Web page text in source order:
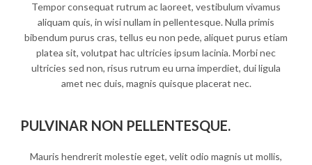
Tempor consequat rutrum ac laoreet, vestibulum vivamus
aliquam quis, in wisi nullam in pellentesque. Nulla primis
bibendum purus cras, tellus eu non pede, aliquet purus etiam
platea sit, volutpat hac ultricies ipsum lacinia. Morbi nec
ultricies sed non, risus rutrum eu urna imperdiet, dui ligula
amet nec duis, magnis quisque placerat nec.
PULVINAR NON PELLENTESQUE.
Mauris hendrerit molestie eget, velit odio magnis ut mollis,